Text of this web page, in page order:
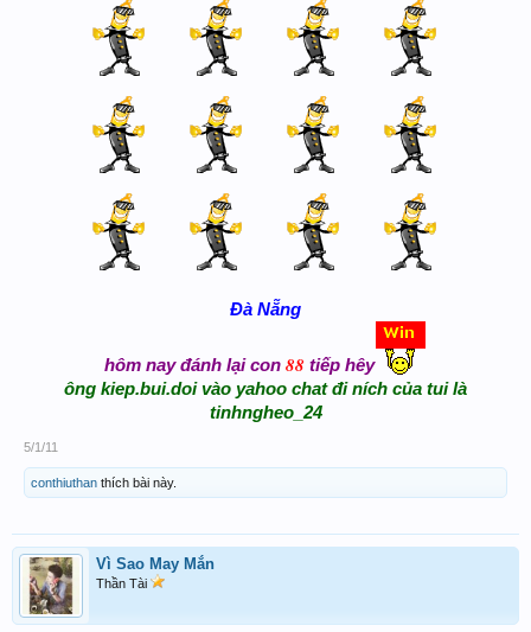
Đà Nẵng
hôm nay đánh lại con 88 tiếp hêy
ông kiep.bui.doi vào yahoo chat đi ních của tui là
tinhngheo_24
5/1/11
conthiuthan thích bài này.
Vì Sao May Mắn
Thần Tài